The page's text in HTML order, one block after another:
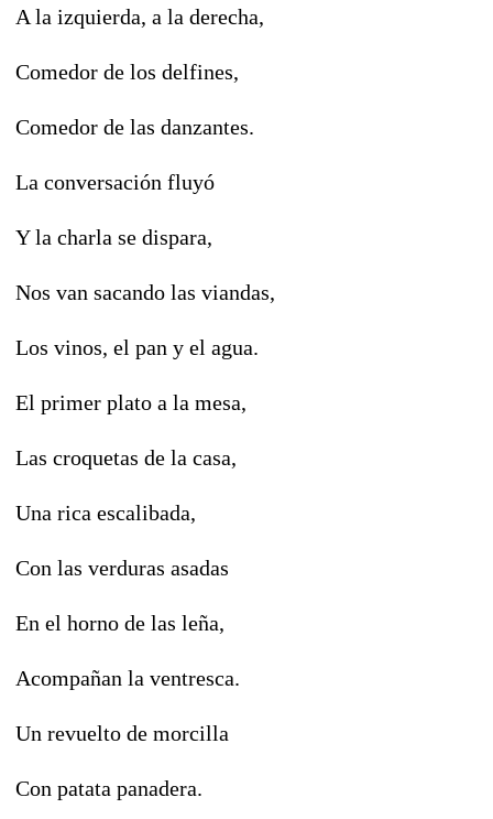
A la izquierda, a la derecha,
Comedor de los delfines,
Comedor de las danzantes.
La conversación fluyó
Y la charla se dispara,
Nos van sacando las viandas,
Los vinos, el pan y el agua.
El primer plato a la mesa,
Las croquetas de la casa,
Una rica escalibada,
Con las verduras asadas
En el horno de las leña,
Acompañan la ventresca.
Un revuelto de morcilla
Con patata panadera.